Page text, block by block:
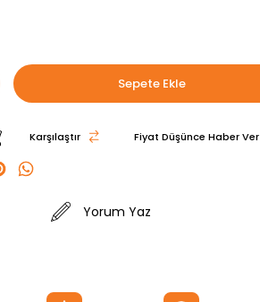
Karşılaştır Fiyat Düşünce Haber Ver
Yorum Yaz